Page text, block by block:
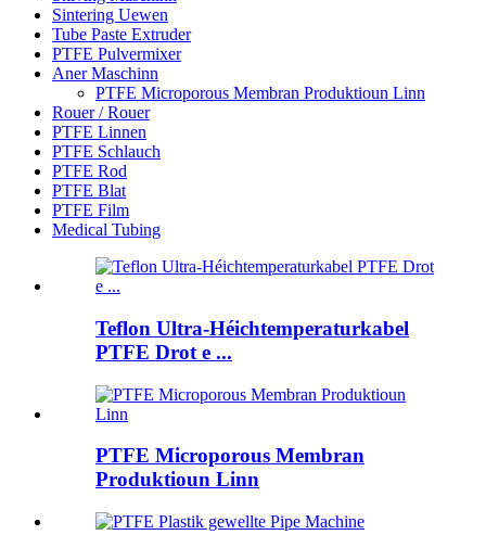
Sintering Uewen
Tube Paste Extruder
PTFE Pulvermixer
Aner Maschinn
PTFE Microporous Membran Produktioun Linn
Rouer / Rouer
PTFE Linnen
PTFE Schlauch
PTFE Rod
PTFE Blat
PTFE Film
Medical Tubing
Teflon Ultra-Héichtemperaturkabel
PTFE Drot e ...
PTFE Microporous Membran
Produktioun Linn